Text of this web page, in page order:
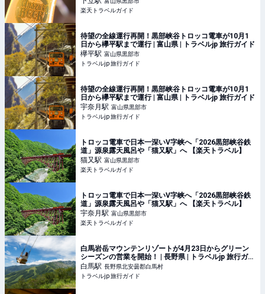
楽天トラベルガイド
待望の全線運行再開！黒部峡谷トロッコ電車が10月1
日から欅平駅まで運行 | 富山県 | トラベルjp 旅行ガイド
欅平駅 富山県黒部市
トラベルjp 旅行ガイド
待望の全線運行再開！黒部峡谷トロッコ電車が10月1
日から欅平駅まで運行 | 富山県 | トラベルjp 旅行ガイド
宇奈月駅 富山県黒部市
トラベルjp 旅行ガイド
トロッコ電車で日本一深いV字峡へ「2026黒部峡谷鉄
道」源泉露天風呂や「猫又駅」へ 【楽天トラベル】
猫又駅 富山県黒部市
楽天トラベルガイド
トロッコ電車で日本一深いV字峡へ「2026黒部峡谷鉄
道」源泉露天風呂や「猫又駅」へ 【楽天トラベル】
宇奈月駅 富山県黒部市
楽天トラベルガイド
白馬岩岳マウンテンリゾートが4月23日からグリーン
シーズンの営業を開始！ | 長野県 | トラベルjp 旅行ガイ
ド
白馬駅 長野県北安曇郡白馬村
トラベルjp 旅行ガイド